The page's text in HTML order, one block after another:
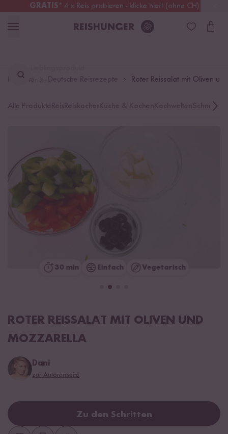
GRATIS* 4 x Reis probieren - klicke hier! (ohne CH)
Deutschland Kostenloser Versand
finden ...
Rezepte Roter Reissalat mit Oliven
Schnelle
30 min Einfach Vegetarisch
ROTER REISSALAT MIT OLIVEN UND
MOZZARELLA
Dani
zur Autorenseite
Zu den Schritten